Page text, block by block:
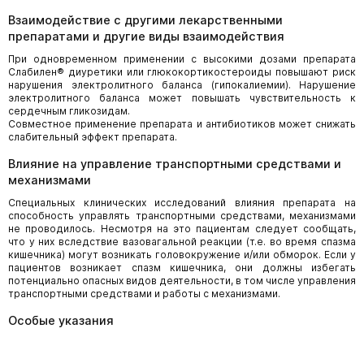
Взаимодействие с другими лекарственными
препаратами и другие виды взаимодействия
При одновременном применении с высокими дозами препарата
Слабилен® диуретики или глюкокортикостероиды повышают риск
нарушения электролитного баланса (гипокалиемии). Нарушение
электролитного баланса может повышать чувствительность к
сердечным гликозидам.
Совместное применение препарата и антибиотиков может снижать
слабительный эффект препарата.
Влияние на управление транспортными средствами и
механизмами
Специальных клинических исследований влияния препарата на
способность управлять транспортными средствами, механизмами
не проводилось. Несмотря на это пациентам следует сообщать,
что у них вследствие вазовагальной реакции (т.е. во время спазма
кишечника) могут возникать головокружение и/или обморок. Если у
пациентов возникает спазм кишечника, они должны избегать
потенциально опасных видов деятельности, в том числе управления
транспортными средствами и работы с механизмами.
Особые указания